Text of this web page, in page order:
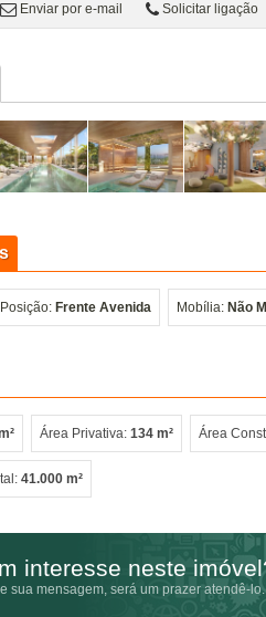
Enviar por e-mail Solicitar ligação
Posição: Frente Avenida Mobília: Não
Área Privativa: 134 m² Área
41.000 m²
interesse neste
sua mensagem, será um prazer atendê-lo.